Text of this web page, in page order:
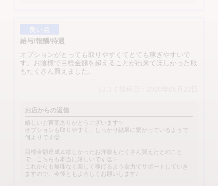
良い点
給与/報酬/待遇
オプションがとっても取りやすくてとても稼ぎやすいで
す。お陰様で目標金額を超えることが出来てほしかった服
もたくさん買えました。
お店からの返信
嬉しいお言葉ありがとうございます✨
オプションも取りやすく、しっかり結果に繋がっているようで
何よりです😊
目標金額達成＆欲しかったお洋服もたくさん買えたとのこと
で、こちらも本当に嬉しいです👏✨
これからも無理なく楽しく稼げるよう全力でサポートしていき
ますので、今後ともよろしくお願いします♪